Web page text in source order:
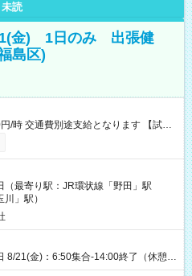
未読
金) 1日のみ 出張健
島区)
交通費別途支給となります 【試用
（最寄り駅：JR環状線「野田」駅
」駅）
8/21(金)：6:50集合-14:00終了（休憩